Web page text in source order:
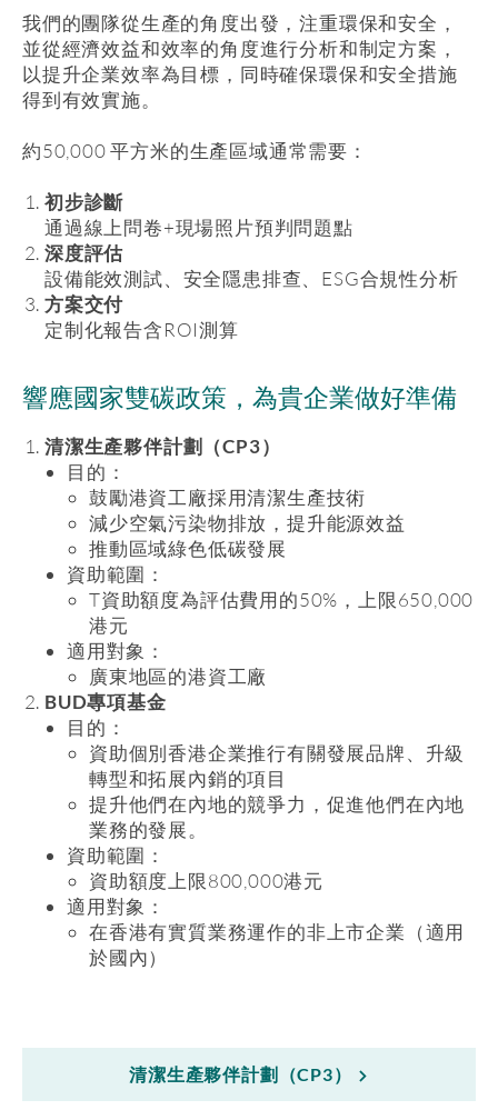
我們的團隊從生產的角度出發，注重環保和安全，
並從經濟效益和效率的角度進行分析和制定方案，
以提升企業效率為目標，同時確保環保和安全措施
得到有效實施。
約50,000 平方米的生產區域通常需要：
初步診斷
通過線上問卷+現場照片預判問題點
深度評估
設備能效測試、安全隱患排查、ESG合規性分析
方案交付
定制化報告含ROI測算
響應國家雙碳政策，為貴企業做好準備
清潔生產夥伴計劃（CP3）
目的：
鼓勵港資工廠採用清潔生產技術
減少空氣污染物排放，提升能源效益
推動區域綠色低碳發展
資助範圍：
T資助額度為評估費用的50%，上限650,000
港元
適用對象：
​廣東地區的港資工廠
BUD專項基金
目的：
資助個別香港企業推行有關發展品牌、升級
轉型和拓展內銷的項目
提升他們在內地的競爭力，促進他們在內地
業務的發展。
資助範圍：
資助額度上限800,000港元
適用對象：
在香港有實質業務運作的非上市企業（適用
於國內）
清潔生產夥伴計劃（CP3）